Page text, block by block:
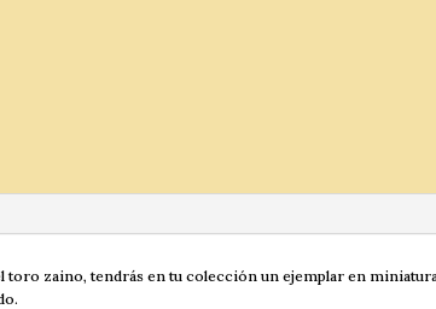
toro zaino, tendrás en tu colección un ejemplar en